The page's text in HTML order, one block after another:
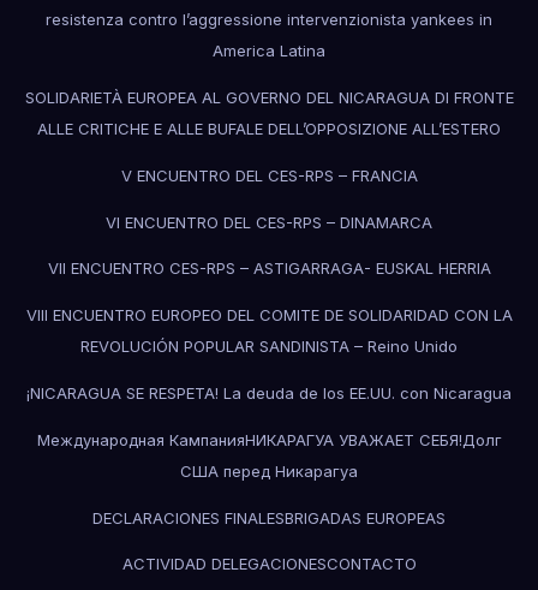
resistenza contro l’aggressione intervenzionista yankees in
America Latina
SOLIDARIETÀ EUROPEA AL GOVERNO DEL NICARAGUA DI FRONTE
ALLE CRITICHE E ALLE BUFALE DELL’OPPOSIZIONE ALL’ESTERO
V ENCUENTRO DEL CES-RPS – FRANCIA
VI ENCUENTRO DEL CES-RPS – DINAMARCA
VII ENCUENTRO CES-RPS – ASTIGARRAGA- EUSKAL HERRIA
VIII ENCUENTRO EUROPEO DEL COMITE DE SOLIDARIDAD CON LA
REVOLUCIÓN POPULAR SANDINISTA – Reino Unido
¡NICARAGUA SE RESPETA! La deuda de los EE.UU. con Nicaragua
Международная КампанияНИКАРАГУА УВАЖАЕТ СЕБЯ!Долг
США перед Никарагуа
DECLARACIONES FINALESBRIGADAS EUROPEAS
ACTIVIDAD DELEGACIONESCONTACTO